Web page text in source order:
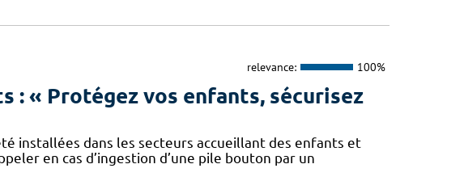
relevance: 100%
: « Protégez vos enfants, sécurisez
installées dans les secteurs accueillant des enfants et
en cas d’ingestion d’une pile bouton par un